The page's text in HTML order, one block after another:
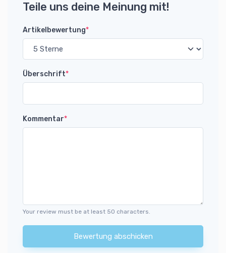
Teile uns deine Meinung mit!
Artikelbewertung*
Überschrift*
Kommentar*
Your review must be at least 50 characters.
Bewertung abschicken